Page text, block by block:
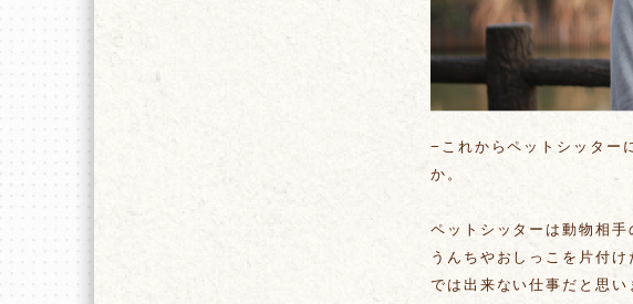
−これからペットシッター
か。
ペットシッターは動物相手
うんちやおしっこを片付
では出来ない仕事だと思